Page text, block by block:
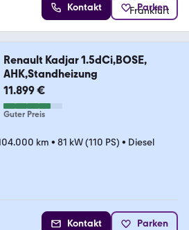
Kontakt Parken
Renault Kadjar 1.5dCi,BOSE,
AHK,Standheizung
11.899 €
Guter Preis
km • 81 kW (110 PS) • Diesel
Kontakt Parken